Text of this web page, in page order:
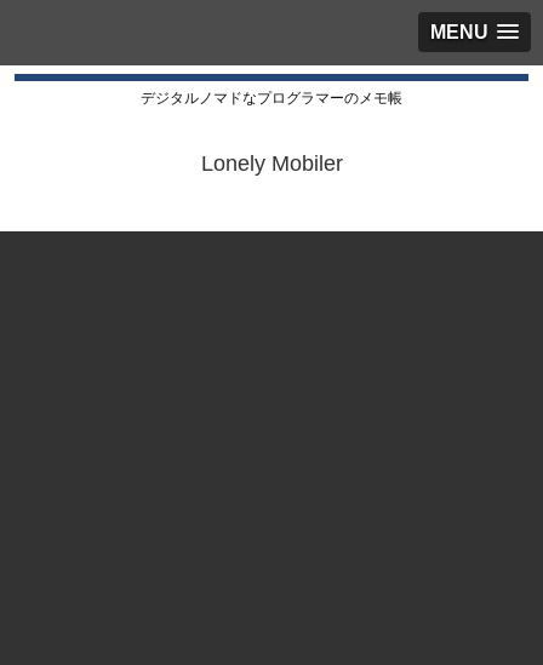
MENU
デジタルノマドなプログラマーのメモ帳
Lonely Mobiler